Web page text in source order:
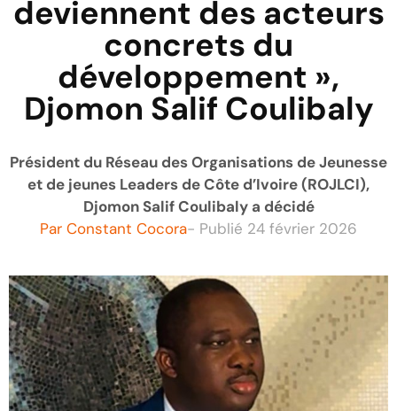
deviennent des acteurs
concrets du
développement »,
Djomon Salif Coulibaly
Président du Réseau des Organisations de Jeunesse
et de jeunes Leaders de Côte d’Ivoire (ROJLCI),
Djomon Salif Coulibaly a décidé
Par Constant Cocora- Publié 24 février 2026